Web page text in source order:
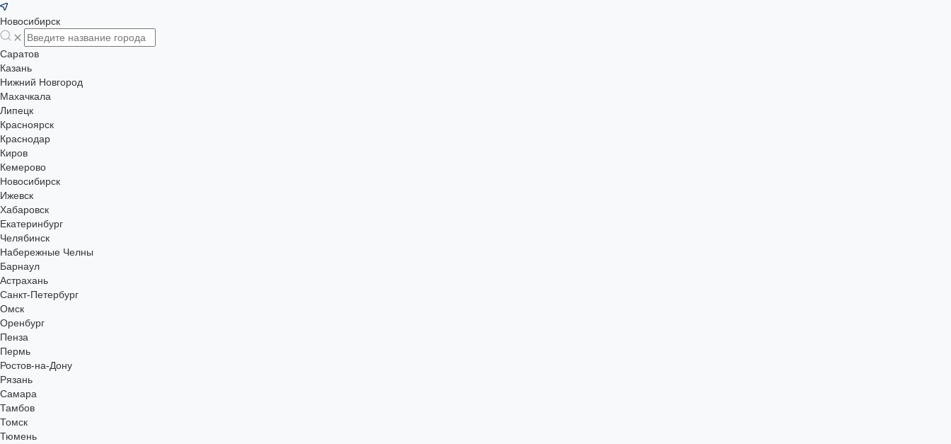
Новосибирск
Саратов
Казань
Нижний Новгород
Махачкала
Липецк
Красноярск
Краснодар
Киров
Кемерово
Новосибирск
Ижевск
Хабаровск
Екатеринбург
Челябинск
Набережные Челны
Барнаул
Астрахань
Санкт-Петербург
Омск
Оренбург
Пенза
Пермь
Ростов-на-Дону
Рязань
Самара
Тамбов
Томск
Тюмень